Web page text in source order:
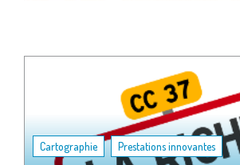
Cartographie , Prestations innovantes